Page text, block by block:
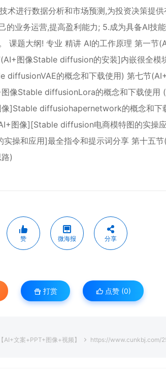
术进行数据分析和市场预测,为投资决策提
的业务运营,提高盈利能力; 5.成为具备AI技
课题大纲! 专业 精讲 AI的工作原理 第一节
图像Stable diffusion的安装]内嵌很全模
的概念和下载使用) 第七节
像Stable diffusionLora的概念和下载使用
]Stable diffusiohapernetwork的概念和下
图像][Stable diffusion电商模特图的实操
操和应用]最全指令和提示词分享 第十五
)
赞 微海报 分享
打赏 点赞 (0)
AI+文案+PPT+图像+视频】 https://www.cunkbj.com/